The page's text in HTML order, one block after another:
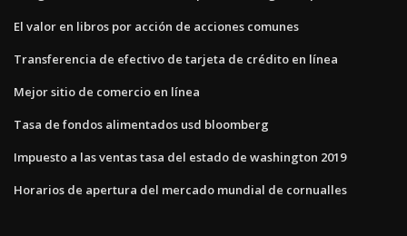
El valor en libros por acción de acciones comunes
Transferencia de efectivo de tarjeta de crédito en línea
Mejor sitio de comercio en línea
Tasa de fondos alimentados usd bloomberg
Impuesto a las ventas tasa del estado de washington 2019
Horarios de apertura del mercado mundial de cornualles